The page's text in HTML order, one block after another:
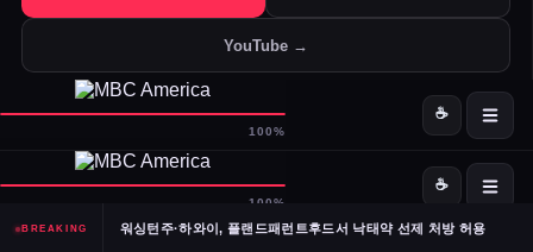
YouTube →
BREAKING
美 시카고·신시내티 등 10개 도시 시장, 유럽과 민주주의 수호 협약
전직 검사 연방 기소 — 잭 스미스 보고서 개인 이메일로 유출 혐의
SpaceX·OpenAI, IPO 계획 공식 확인… 시장 기대감 고조
Meta, 전체 인력 10% 감원 후 수천 명을 AI 사업부로 재배치
워싱턴주·하와이, 플랜드패런트후드서 낙태약 선제 처방 허용